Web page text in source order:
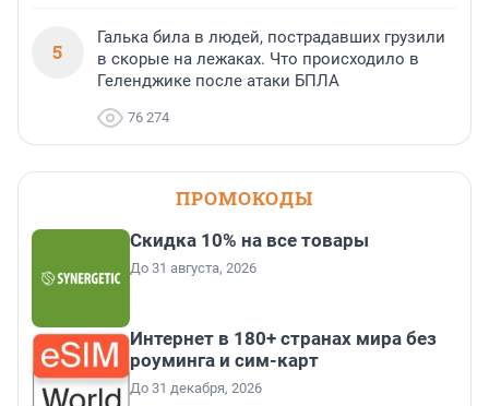
5
Галька била в людей, пострадавших грузили
в скорые на лежаках. Что происходило в
Геленджике после атаки БПЛА
76 274
ПРОМОКОДЫ
Скидка 10% на все товары
До 31 августа, 2026
Интернет в 180+ странах мира без
роуминга и сим-карт
До 31 декабря, 2026